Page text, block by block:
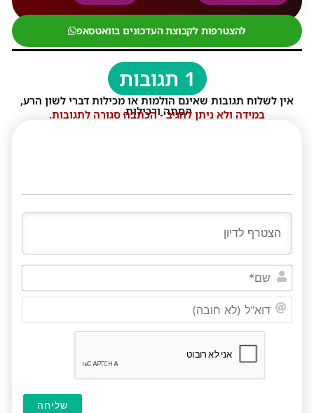
להצטרפות לקבוצת העדכונים בוואטסאפ
1 תגובות
אין לשלוח תגובות שאינם הולמות או מכילות דברי לשון הרע,
הסתה ורכילות.
במידה ולא ניתן להגיב - הכתבה סגורה לתגובות.
שם*